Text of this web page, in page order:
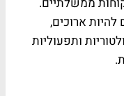
להיות ארוכים,
ותפעוליות